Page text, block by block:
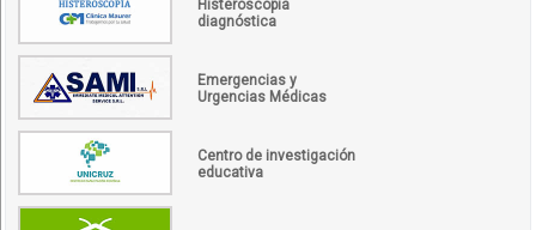
Histeroscopía
diagnóstica
Emergencias y
Urgencias Médicas
Centro de investigación
educativa